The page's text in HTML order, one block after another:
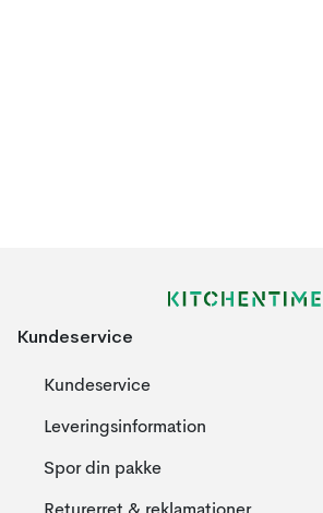
Kundeservice
Kundeservice
Leveringsinformation
Spor din pakke